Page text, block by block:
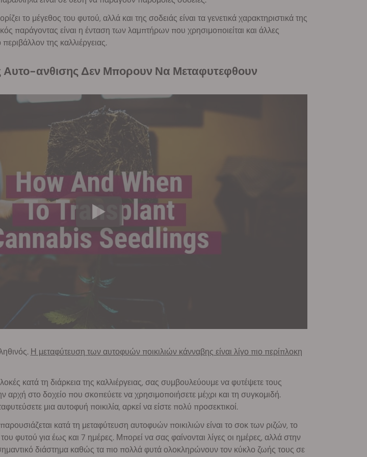
το μέγεθος του φυτού, αλλά και της σοδειάς είναι τα γενετικά χαρακτηριστικά της
παράγοντας είναι η ένταση των λαμπτήρων που χρησιμοποιείται και άλλες
της καλλιέργειας.
Αυτο-ανθισης Δεν Μπορουν Να Μεταφυτεφθουν
Η μεταφύτευση των αυτοφυών ποικιλιών κάνναβης είναι λίγο πιο περίπλοκη
κατά τη διάρκεια της καλλιέργειας, σας συμβουλεύουμε να φυτέψετε τους
στο δοχείο που σκοπεύετε να χρησιμοποιήσετε μέχρι και τη συγκομιδή.
μια αυτοφυή ποικιλία, αρκεί να είστε πολύ προσεκτικοί.
κατά τη μεταφύτευση αυτοφυών ποικιλιών είναι το σοκ των ριζών, το
φυτού για έως και 7 ημέρες. Μπορεί να σας φαίνονται λίγες οι ημέρες, αλλά στην
διάστημα καθώς τα πιο πολλά φυτά ολοκληρώνουν τον κύκλο ζωής τους σε